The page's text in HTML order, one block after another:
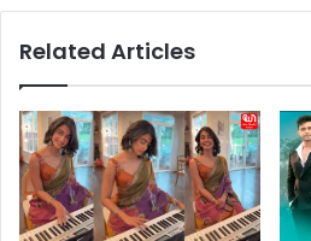
পূ
র
প
র
ই
কি
:
কা
তা
হা
ই
কো
Related Articles